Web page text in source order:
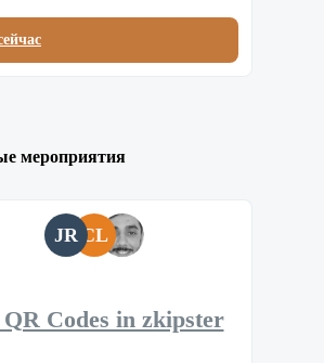
мероприятия
JR CL
Codes in zkipster